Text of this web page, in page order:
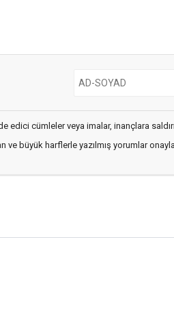
edici cümleler veya imalar, inançlara
ve büyük harflerle yazılmış yorumlar